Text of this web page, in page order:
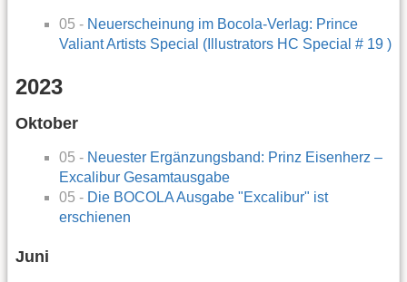
05 - Neuerscheinung im Bocola-Verlag: Prince
Valiant Artists Special (Illustrators HC Special # 19 )
2023
Oktober
05 - Neuester Ergänzungsband: Prinz Eisenherz –
Excalibur Gesamtausgabe
05 - Die BOCOLA Ausgabe "Excalibur" ist
erschienen
Juni